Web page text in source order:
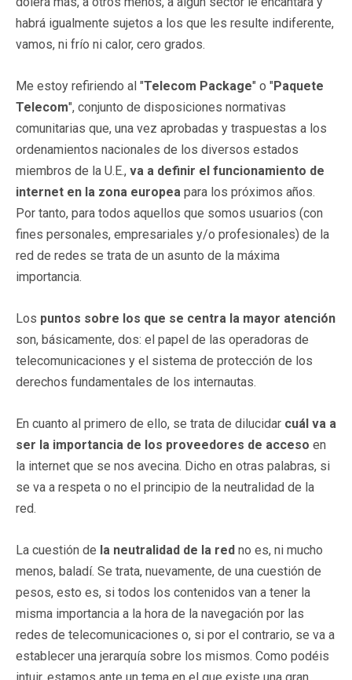
habrá igualmente sujetos a los que les resulte indiferente,
vamos, ni frío ni calor, cero grados.
Me estoy refiriendo al "Telecom Package" o "Paquete
Telecom", conjunto de disposiciones normativas
comunitarias que, una vez aprobadas y traspuestas a los
ordenamientos nacionales de los diversos estados
miembros de la U.E., va a definir el funcionamiento de
internet en la zona europea para los próximos años.
Por tanto, para todos aquellos que somos usuarios (con
fines personales, empresariales y/o profesionales) de la
red de redes se trata de un asunto de la máxima
importancia.
Los puntos sobre los que se centra la mayor atención
son, básicamente, dos: el papel de las operadoras de
telecomunicaciones y el sistema de protección de los
derechos fundamentales de los internautas.
En cuanto al primero de ello, se trata de dilucidar cuál va a
ser la importancia de los proveedores de acceso en
la internet que se nos avecina. Dicho en otras palabras, si
se va a respeta o no el principio de la neutralidad de la
red.
La cuestión de la neutralidad de la red no es, ni mucho
menos, baladí. Se trata, nuevamente, de una cuestión de
pesos, esto es, si todos los contenidos van a tener la
misma importancia a la hora de la navegación por las
redes de telecomunicaciones o, si por el contrario, se va a
establecer una jerarquía sobre los mismos. Como podéis